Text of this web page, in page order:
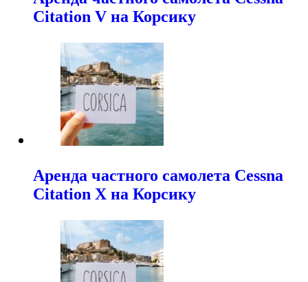
Citation V на Корсику
Аренда частного самолета Cessna
Citation X на Корсику